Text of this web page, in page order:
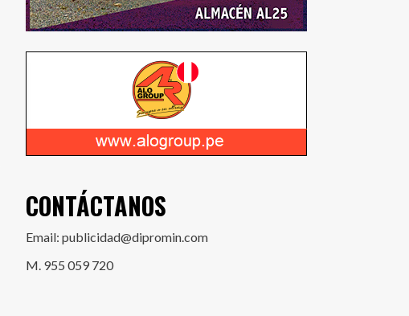
CONTÁCTANOS
Email: publicidad@dipromin.com
M. 955 059 720